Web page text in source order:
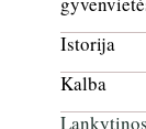
Istorija
Kalba
Lankytinos